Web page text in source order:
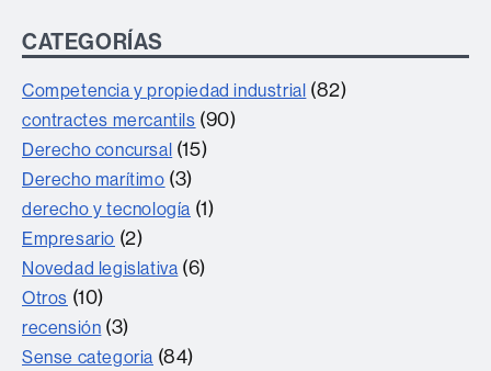
CATEGORÍAS
Competencia y propiedad industrial (82)
contractes mercantils (90)
Derecho concursal (15)
Derecho marítimo (3)
derecho y tecnología (1)
Empresario (2)
Novedad legislativa (6)
Otros (10)
recensión (3)
Sense categoria (84)